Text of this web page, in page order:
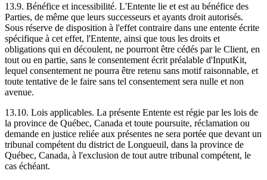
13.9. Bénéfice et incessibilité. L'Entente lie et est au bénéfice des
Parties, de même que leurs successeurs et ayants droit autorisés.
Sous réserve de disposition à l'effet contraire dans une entente écrite
spécifique à cet effet, l'Entente, ainsi que tous les droits et
obligations qui en découlent, ne pourront être cédés par le Client, en
tout ou en partie, sans le consentement écrit préalable d'InputKit,
lequel consentement ne pourra être retenu sans motif raisonnable, et
toute tentative de le faire sans tel consentement sera nulle et non
avenue.
13.10. Lois applicables. La présente Entente est régie par les lois de
la province de Québec, Canada et toute poursuite, réclamation ou
demande en justice reliée aux présentes ne sera portée que devant un
tribunal compétent du district de Longueuil, dans la province de
Québec, Canada, à l'exclusion de tout autre tribunal compétent, le
cas échéant.